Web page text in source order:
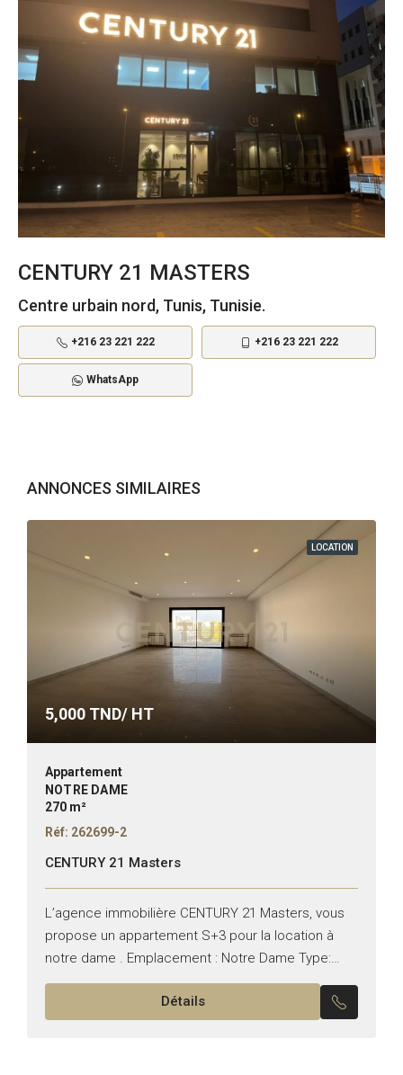
CENTURY 21 MASTERS
Centre urbain nord, Tunis, Tunisie.
+216 23 221 222 +216 23 221 222
WhatsApp
ANNONCES SIMILAIRES
LOCATION
5,000 TND/ HT
Appartement
NOTRE DAME
270 m²
Réf: 262699-2
CENTURY 21 Masters
L’agence immobilière CENTURY 21 Masters, vous
propose un appartement S+3 pour la location à
notre dame . Emplacement : Notre Dame Type:
Appartement Typologie : S+3 Composition : – Un
Détails